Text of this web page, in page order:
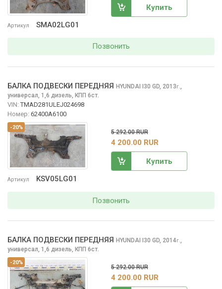
Артикул SMA02LG01
Купить
Позвонить
-20%
Артикул KSV05LG01
БАЛКА ПОДВЕСКИ ПЕРЕДНЯЯ HYUNDAI I30 GD, 2013г.
универсал, 1,6 дизель, КПП 6ст.
VIN: TMAD281ULEJ024698
Номер: 62400A6100
5 292.00 RUR
4 200.00 RUR
Купить
Позвонить
-20%
БАЛКА ПОДВЕСКИ ПЕРЕДНЯЯ HYUNDAI I30 GD, 2014г.
универсал, 1,6 дизель, КПП 6ст.
5 292.00 RUR
4 200.00 RUR